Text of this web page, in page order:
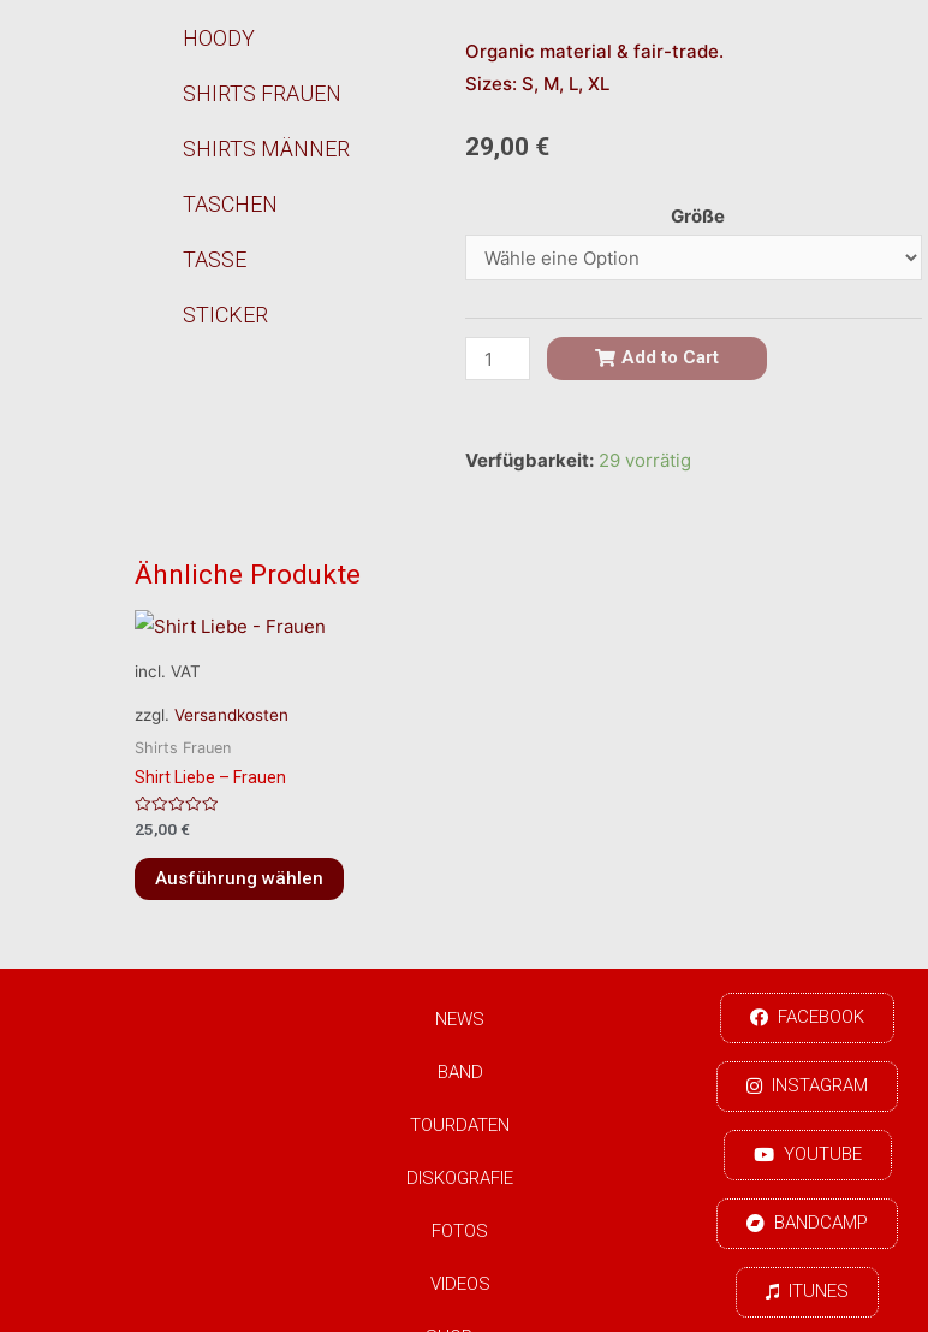
HOODY
SHIRTS FRAUEN
SHIRTS MÄNNER
TASCHEN
TASSE
STICKER
Organic material & fair-trade.
Sizes: S, M, L, XL
29,00 €
Größe
Add to Cart
Verfügbarkeit: 29 vorrätig
Ähnliche Produkte
incl. VAT
zzgl. Versandkosten
Shirts Frauen
Shirt Liebe – Frauen
Bewertet
mit
von
5
25,00 €
Ausführung wählen
NEWS
BAND
TOURDATEN
DISKOGRAFIE
FOTOS
VIDEOS
FACEBOOK
INSTAGRAM
YOUTUBE
BANDCAMP
ITUNES